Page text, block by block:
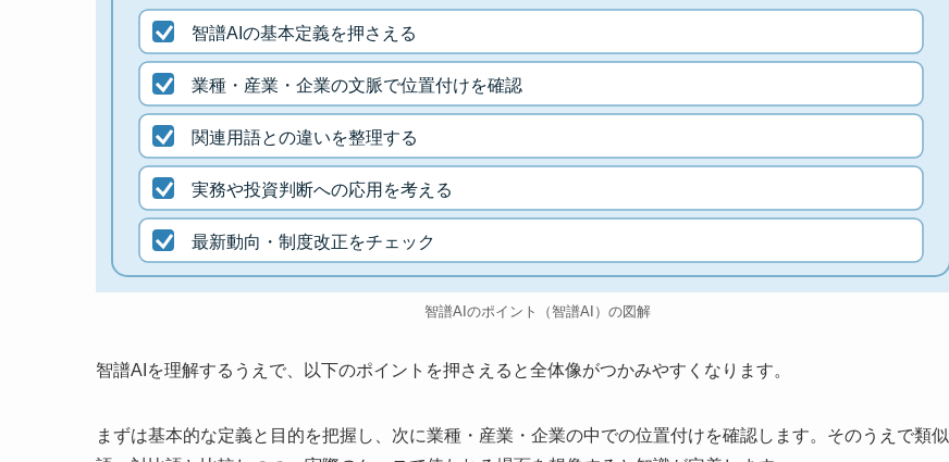
智譜AIの基本定義を押さえる
業種・産業・企業の文脈で位置付けを確認
関連用語との違いを整理する
実務や投資判断への応用を考える
最新動向・制度改正をチェック
智譜AIのポイント（智譜AI）の図解
智譜AIを理解するうえで、以下のポイントを押さえると全体像がつかみやすくなります。
まずは基本的な定義と目的を把握し、次に業種・産業・企業の中での位置付けを確認します。そのうえで類似